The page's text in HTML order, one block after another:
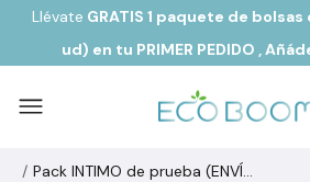
Llévate GRATIS 1 paquete de
ud) en tu PRIMER PEDIDO ,
Pack INTIMO de prueba (ENVÍO GRATIS)